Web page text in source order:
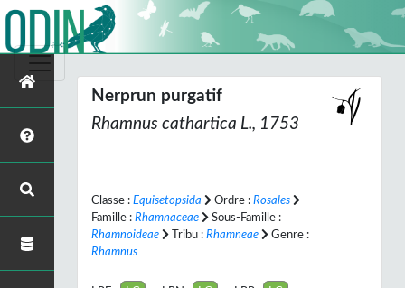
Nerprun purgatif
Rhamnus cathartica L., 1753
Classe : Equisetopsida Ordre : Rosales
Famille : Rhamnaceae
Sous-Famille :
Rhamnoideae
Tribu : Rhamneae
Genre :
Rhamnus